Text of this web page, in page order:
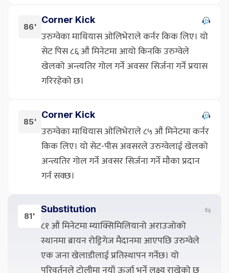
86'
Corner Kick
उरुग्वेका माथियास ओलिभेराले कर्नर किक लिए। यो
सेट पिस ८६ औं मिनेटमा आयो किनकि उरुग्वेले
खेलको अन्त्यतिर गोल गर्ने अवसर सिर्जना गर्ने प्रयास
गरिरहेको छ।
85'
Corner Kick
उरुग्वेका माथियास ओलिभेराले ८५ औं मिनेटमा कर्नर
किक लिए। यो सेट-पीस अवसरले उरुग्वेलाई खेलको
अन्त्यतिर गोल गर्ने अवसर सिर्जना गर्ने मौका प्रदान
गर्न सक्छ।
81'
Substitution ⇆
८१ औं मिनेटमा म्याक्सिमिलियानो अराउजोको
स्थानमा ब्रायन रोड्रिगेज मैदानमा आएपछि उरुग्वेले
एक जना खेलाडीलाई प्रतिस्थापन गर्नेछ। यो